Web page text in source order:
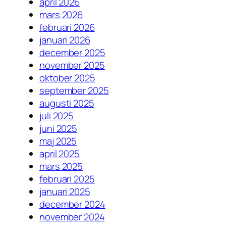
mars 2026
februari 2026
januari 2026
december 2025
november 2025
oktober 2025
september 2025
augusti 2025
juli 2025
juni 2025
maj 2025
april 2025
mars 2025
februari 2025
januari 2025
december 2024
november 2024